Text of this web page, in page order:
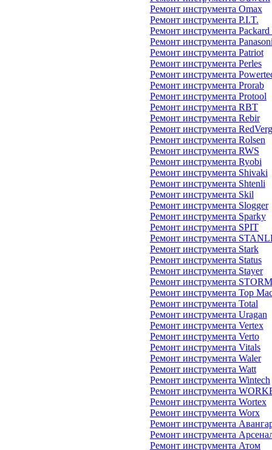
Ремонт инструмента Omax
Ремонт инструмента P.I.T.
Ремонт инструмента Packard
Ремонт инструмента
Ремонт инструмента Patriot
Ремонт инструмента Perles
Ремонт инструмента
Ремонт инструмента Prorab
Ремонт инструмента Protool
Ремонт инструмента RBT
Ремонт инструмента Rebir
Ремонт инструмента RedVerg
Ремонт инструмента Rolsen
Ремонт инструмента RWS
Ремонт инструмента Ryobi
Ремонт инструмента Shivaki
Ремонт инструмента Shtenli
Ремонт инструмента Skil
Ремонт инструмента Slogger
Ремонт инструмента Sparky
Ремонт инструмента SPIT
Ремонт инструмента
Ремонт инструмента Stark
Ремонт инструмента Status
Ремонт инструмента Stayer
Ремонт инструмента STORM
Ремонт инструмента Top
Ремонт инструмента Total
Ремонт инструмента Uragan
Ремонт инструмента Vertex
Ремонт инструмента Verto
Ремонт инструмента Vitals
Ремонт инструмента Waler
Ремонт инструмента Watt
Ремонт инструмента Wintech
Ремонт инструмента
Ремонт инструмента Wortex
Ремонт инструмента Worx
Ремонт инструмента
Ремонт инструмента
Ремонт инструмента Атом